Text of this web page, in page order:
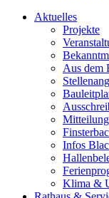
Aktuelles
Projekte
Aus dem
Infos
Klima &